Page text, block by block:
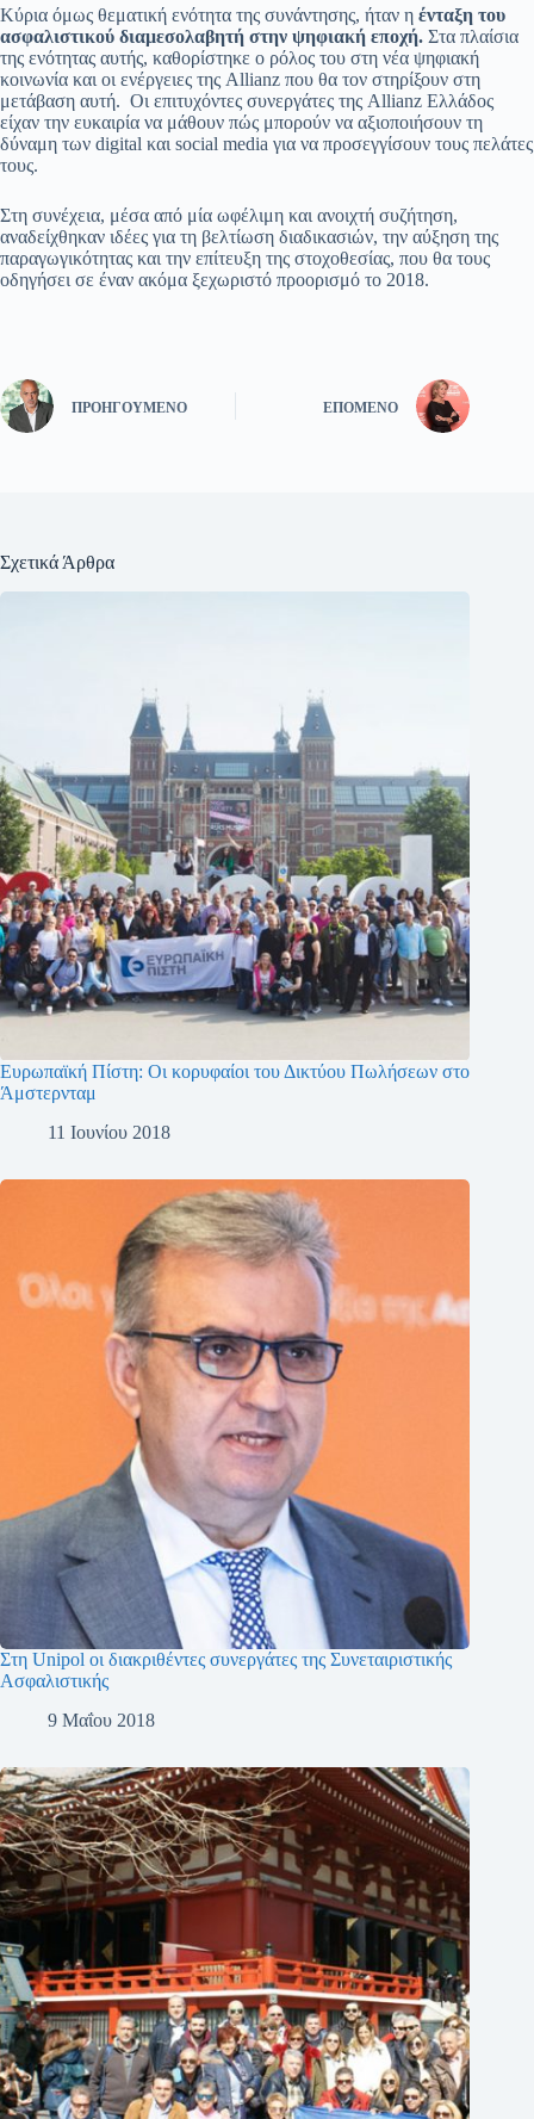
Κύρια όμως θεματική ενότητα της συνάντησης, ήταν η ένταξη του
ασφαλιστικού διαμεσολαβητή στην ψηφιακή εποχή. Στα πλαίσια
της ενότητας αυτής, καθορίστηκε ο ρόλος του στη νέα ψηφιακή
κοινωνία και οι ενέργειες της Allianz που θα τον στηρίξουν στη
μετάβαση αυτή. Οι επιτυχόντες συνεργάτες της Allianz Ελλάδος
είχαν την ευκαιρία να μάθουν πώς μπορούν να αξιοποιήσουν τη
δύναμη των digital και social media για να προσεγγίσουν τους πελάτες
τους.
Στη συνέχεια, μέσα από μία ωφέλιμη και ανοιχτή συζήτηση,
αναδείχθηκαν ιδέες για τη βελτίωση διαδικασιών, την αύξηση της
παραγωγικότητας και την επίτευξη της στοχοθεσίας, που θα τους
οδηγήσει σε έναν ακόμα ξεχωριστό προορισμό το 2018.
ΠΡΟΗΓΟΎΜΕΝΟ ΕΠΌΜΕΝΟ
Σχετικά Άρθρα
Ευρωπαϊκή Πίστη: Οι κορυφαίοι του Δικτύου Πωλήσεων στο
Άμστερνταμ
11 Ιουνίου 2018
Στη Unipol οι διακριθέντες συνεργάτες της Συνεταιριστικής
Ασφαλιστικής
9 Μαΐου 2018